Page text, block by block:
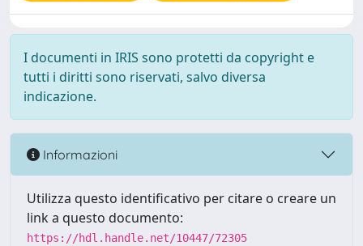
I documenti in IRIS sono protetti da copyright e
tutti i diritti sono riservati, salvo diversa
indicazione.
Informazioni
Utilizza questo identificativo per citare o creare un
link a questo documento:
https://hdl.handle.net/10447/72305